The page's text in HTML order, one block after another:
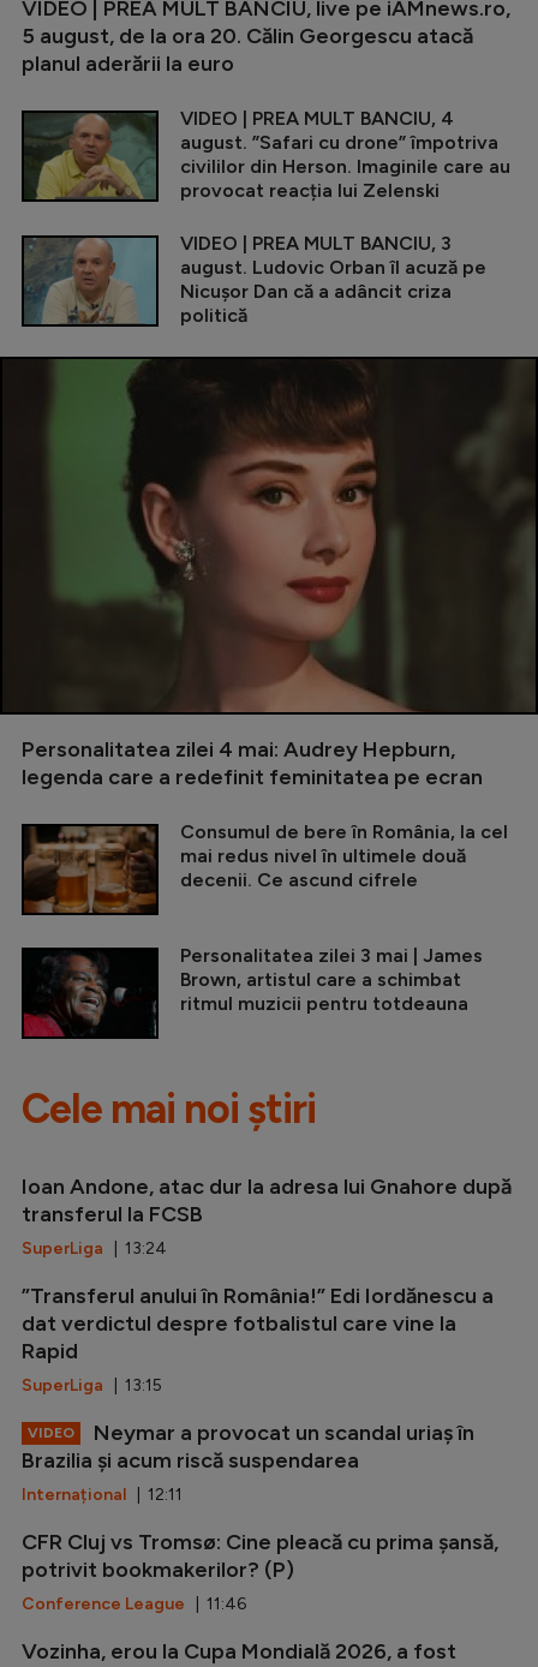
VIDEO | PREA MULT BANCIU, live pe iAMnews.ro,
5 august, de la ora 20. Călin Georgescu atacă
planul aderării la euro
VIDEO | PREA MULT BANCIU, 4
august. ”Safari cu drone” împotriva
civililor din Herson. Imaginile care au
provocat reacția lui Zelenski
VIDEO | PREA MULT BANCIU, 3
august. Ludovic Orban îl acuză pe
Nicușor Dan că a adâncit criza
politică
Personalitatea zilei 4 mai: Audrey Hepburn,
legenda care a redefinit feminitatea pe ecran
Consumul de bere în România, la cel
mai redus nivel în ultimele două
decenii. Ce ascund cifrele
Personalitatea zilei 3 mai | James
Brown, artistul care a schimbat
ritmul muzicii pentru totdeauna
Cele mai noi știri
Ioan Andone, atac dur la adresa lui Gnahore după
transferul la FCSB
SuperLiga | 13:24
”Transferul anului în România!” Edi Iordănescu a
dat verdictul despre fotbalistul care vine la
Rapid
SuperLiga | 13:15
VIDEO
Neymar a provocat un scandal uriaș în
Brazilia și acum riscă suspendarea
Internațional | 12:11
CFR Cluj vs Tromsø: Cine pleacă cu prima șansă,
potrivit bookmakerilor? (P)
Conference League | 11:46
Vozinha, erou la Cupa Mondială 2026, a fost